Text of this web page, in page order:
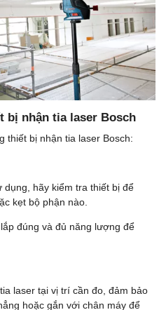
bị nhận tia laser Bosch
thiết bị nhận tia laser Bosch:
hãy kiểm tra thiết bị để
kẹt bộ phận nào.
đúng và đủ năng lượng để
laser tại vị trí cần đo, đảm bảo
hoặc gắn với chân máy để